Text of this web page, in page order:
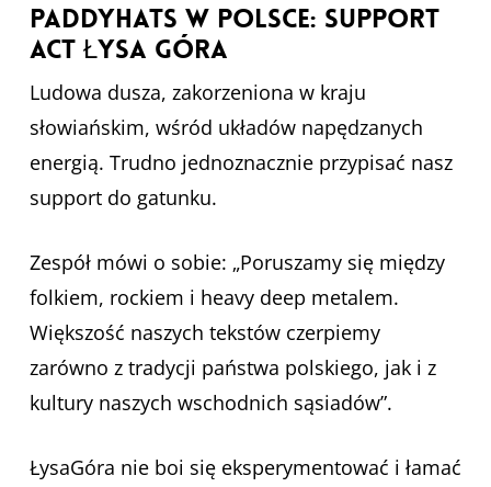
Paddyhats w Polsce: Support
Act Łysa Góra
Ludowa dusza, zakorzeniona w kraju
słowiańskim, wśród układów napędzanych
energią. Trudno jednoznacznie przypisać nasz
support do gatunku.
Zespół mówi o sobie: „Poruszamy się między
folkiem, rockiem i heavy deep metalem.
Większość naszych tekstów czerpiemy
zarówno z tradycji państwa polskiego, jak i z
kultury naszych wschodnich sąsiadów”.
ŁysaGóra nie boi się eksperymentować i łamać